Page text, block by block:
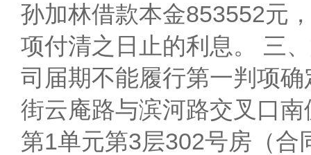
孙加林借款本金853552元
项付清之日止的利息。 三
司届期不能履行第一判项
街云庵路与滨河路交叉口
第1单元第3层302号房（